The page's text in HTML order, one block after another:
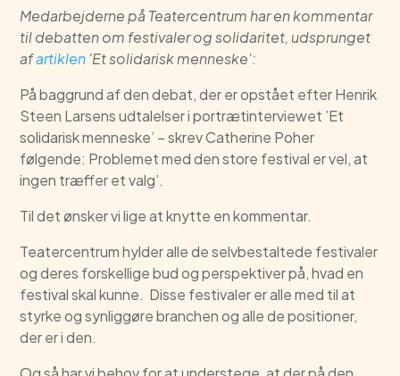
Medarbejderne på Teatercentrum har en kommentar
til debatten om festivaler og solidaritet, udsprunget
afartiklen 'Et solidarisk menneske':
På baggrund af den debat, der er opstået efter Henrik
Steen Larsens udtalelser i portrætinterviewet ’Et
solidarisk menneske’ – skrev Catherine Poher
følgende: Problemet med den store festival er vel, at
ingen træffer et valg’.
Til det ønsker vi lige at knytte en kommentar.
Teatercentrum hylder alle de selvbestaltede festivaler
og deres forskellige bud og perspektiver på, hvad en
festival skal kunne. Disse festivaler er alle med til at
styrke og synliggøre branchen og alle de positioner,
der er i den.